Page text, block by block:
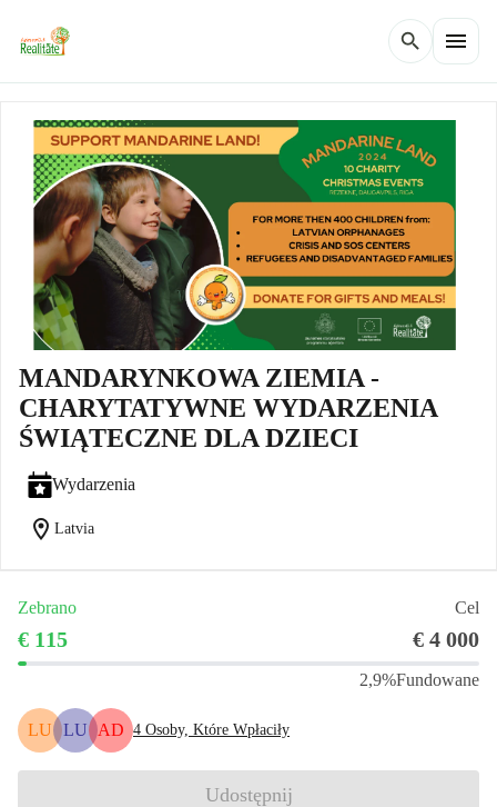
search menu
MANDARYNKOWA ZIEMIA -
CHARYTATYWNE WYDARZENIA
ŚWIĄTECZNE DLA DZIECI
Wydarzenia
location_on Latvia
Zebrano Cel
€ 115 € 4 000
2,9%Fundowane
LU LU AD 4 Osoby, Które Wpłaciły
Udostępnij